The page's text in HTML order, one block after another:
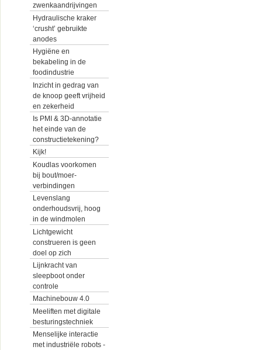
zwenkaandrijvingen
Hydraulische kraker
‘crusht’ gebruikte
anodes
Hygiëne en
bekabeling in de
foodindustrie
Inzicht in gedrag van
de knoop geeft vrijheid
en zekerheid
Is PMI & 3D-annotatie
het einde van de
constructietekening?
Kijk!
Koudlas voorkomen
bij bout/moer-
verbindingen
Levenslang
onderhoudsvrij, hoog
in de windmolen
Lichtgewicht
construeren is geen
doel op zich
Lijnkracht van
sleepboot onder
controle
Machinebouw 4.0
Meeliften met digitale
besturingstechniek
Menselijke interactie
met industriële robots -